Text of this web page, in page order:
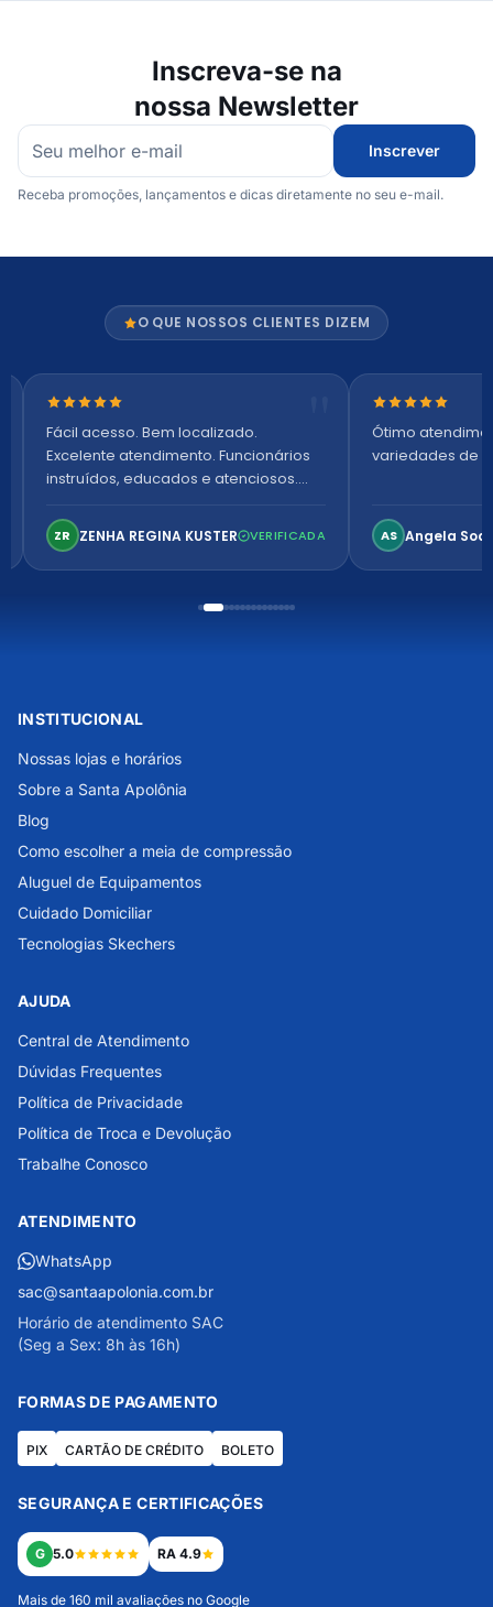
Inscreva-se na
nossa Newsletter
Inscrever
Receba promoções, lançamentos e dicas diretamente no seu e-mail.
O QUE NOSSOS CLIENTES DIZEM
Nota 5 de 5 estrelas
Fácil acesso. Bem localizado.
Excelente atendimento. Funcionários
instruídos, educados e atenciosos.
confortável. Perfeito!
ZR ZENHA REGINA KUSTER VERIFICADA
Nota 5 de 5
Ótimo
variedades de
AS Angela
INSTITUCIONAL
Nossas lojas e horários
Sobre a Santa Apolônia
Blog
Como escolher a meia de compressão
Aluguel de Equipamentos
Cuidado Domiciliar
Tecnologias Skechers
AJUDA
Central de Atendimento
Dúvidas Frequentes
Política de Privacidade
Política de Troca e Devolução
Trabalhe Conosco
ATENDIMENTO
WhatsApp
sac@santaapolonia.com.br
Horário de atendimento SAC
(Seg a Sex: 8h às 16h)
FORMAS DE PAGAMENTO
PIX CARTÃO DE CRÉDITO BOLETO
SEGURANÇA E CERTIFICAÇÕES
G 5.0 RA 4.9
Mais de 160 mil avaliações no Google